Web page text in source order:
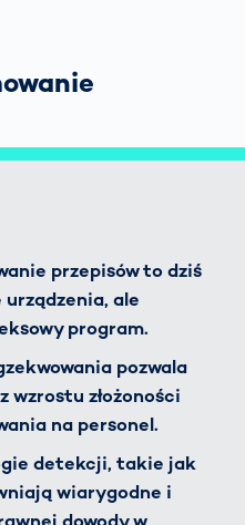
przepisów to dziś
ale
program.
pozwala
wzrostu złożoności
na personel.
detekcji, takie jak
wiarygodne i